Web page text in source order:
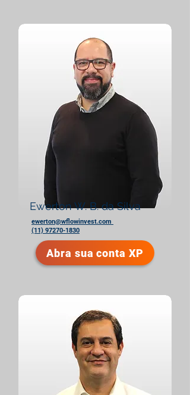
Ewerton W. B. da Silva
ewerton@wflowinvest.com
(11) 97270-1830
Abra sua conta XP